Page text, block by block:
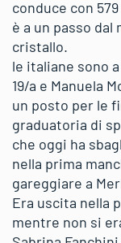
conduce con
è a un passo
cristallo.
le italiane sono
19/a e Manuela
un posto per le
graduatoria di
che oggi ha
nella prima
gareggiare a
Era uscita nella
mentre non si